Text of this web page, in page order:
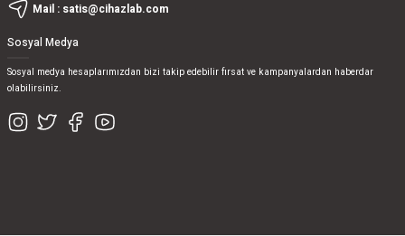
Mail : satis@cihazlab.com
Sosyal Medya
Sosyal medya hesaplarımızdan bizi takip edebilir fırsat ve kampanyalardan haberdar
olabilirsiniz.